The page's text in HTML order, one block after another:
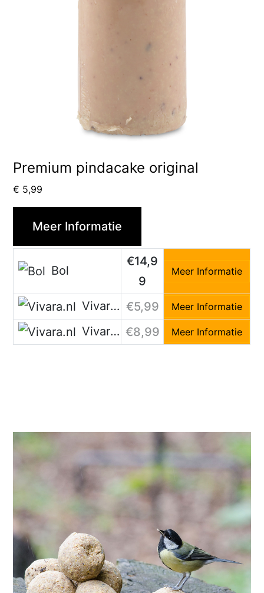
Premium pindacake original
€ 5,99
Meer Informatie
Bol
€14,9
9
Meer Informatie
Vivara.nl €5,99 Meer Informatie
Vivara.nl €8,99 Meer Informatie